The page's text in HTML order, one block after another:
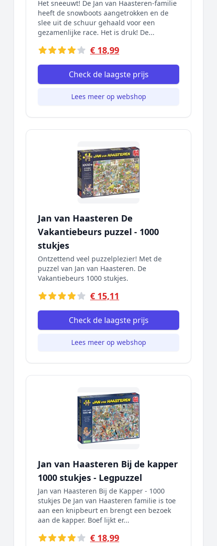
Het sneeuwt! De Jan van Haasteren-familie
heeft de snowboots aangetrokken en de
slee uit de schuur gehaald voor een
gezamenlijke race. Het is druk! De...
€ 18,99
Check de laagste prijs
Lees meer op webshop
Jan van Haasteren De
Vakantiebeurs puzzel - 1000
stukjes
Ontzettend veel puzzelplezier! Met de
puzzel van Jan van Haasteren. De
Vakantiebeurs 1000 stukjes.
€ 15,11
Check de laagste prijs
Lees meer op webshop
Jan van Haasteren Bij de kapper
1000 stukjes - Legpuzzel
Jan van Haasteren Bij de Kapper - 1000
stukjes De Jan van Haasteren familie is toe
aan een knipbeurt en brengt een bezoek
aan de kapper. Boef lijkt er...
€ 18,99